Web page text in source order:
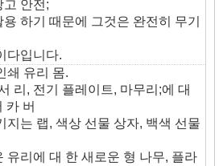
고 안전;
하기 때문에 그것은 완전히 무기
다입니다.
쇄 유리 몸.
리, 전기 플레이트, 마무리;에 대
카 버
지는 랩, 색상 선물 상자, 백색 선물
유리에 대 한 새로운 형 나무, 플라